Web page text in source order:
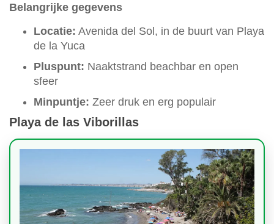
Belangrijke gegevens
Locatie: Avenida del Sol, in de buurt van Playa
de la Yuca
Pluspunt: Naaktstrand beachbar en open
sfeer
Minpuntje: Zeer druk en erg populair
Playa de las Viborillas